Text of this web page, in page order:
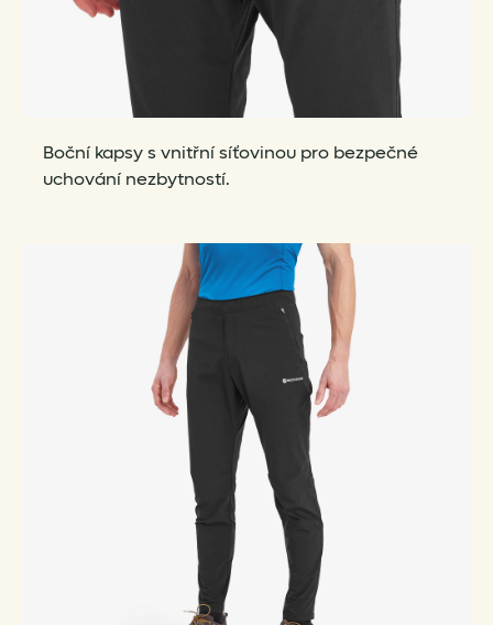
Boční kapsy s vnitřní síťovinou pro bezpečné
uchování nezbytností.